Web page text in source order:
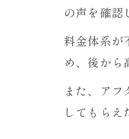
の声を確認
料金体系が
め、後から
また、ア
してもらえ